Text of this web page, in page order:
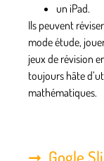
un iPad.
Ils peuvent
mode étude,
jeux de révision
toujours hâte
mathématiques.
Gogle